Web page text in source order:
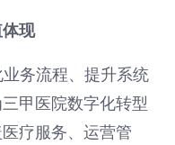
现
务流程、提升系统
甲医院数字化转型
疗服务、运营管